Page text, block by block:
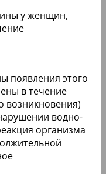
появления этого
в течение
возникновения)
водно-
организма